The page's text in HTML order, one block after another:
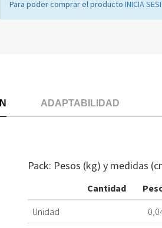
Para poder comprar el producto INICIA
ADAPTABILIDAD
Pack: Pesos (kg) y medidas
Cantidad
Unidad